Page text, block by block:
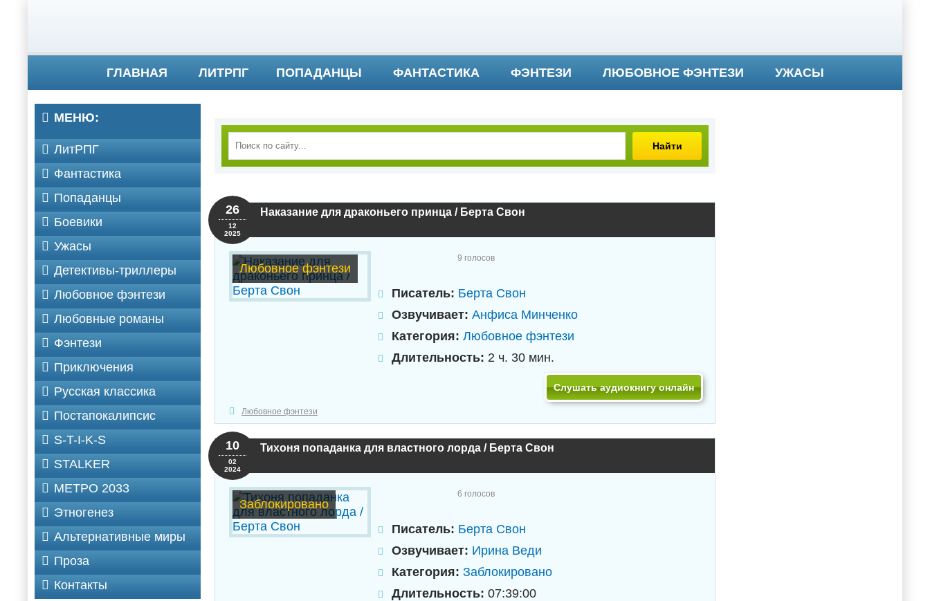
ГЛАВНАЯ ЛИТРПГ ПОПАДАНЦЫ ФАНТАСТИКА ФЭНТЕЗИ ЛЮБОВНОЕ ФЭНТЕЗИ УЖАСЫ
Найти
Наказание для драконьего принца / Берта Свон
26
12
2025
Любовное фэнтези
9 голосов
Писатель: Берта Свон
Озвучивает: Анфиса Минченко
Категория: Любовное фэнтези
Длительность: 2 ч. 30 мин.
Слушать аудиокнигу онлайн
Любовное фэнтези
Тихоня попаданка для властного лорда / Берта Свон
10
02
2024
Заблокировано
6 голосов
Писатель: Берта Свон
Озвучивает: Ирина Веди
Категория: Заблокировано
Длительность: 07:39:00
МЕНЮ:
ЛитРПГ
Фантастика
Попаданцы
Боевики
Ужасы
Детективы-триллеры
Любовное фэнтези
Любовные романы
Фэнтези
Приключения
Русская классика
Постапокалипсис
S-T-I-K-S
STALKER
МЕТРО 2033
Этногенез
Альтернативные миры
Проза
Контакты